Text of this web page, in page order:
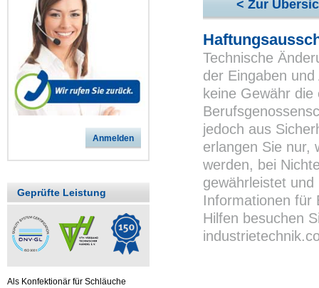
< Zur
Technische
der Eingaben
keine Gewähr
jedoch aus
erlangen Sie nur,
werden, bei
gewährleistet
Informationen für
Hilfen besuchen
Anmelden
Geprüfte Leistung
Als Konfektionär für Schläuche